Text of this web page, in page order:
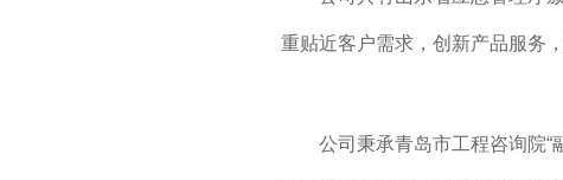
重贴近客户需求，创新产品服务
公司秉承青岛市工程咨询院“